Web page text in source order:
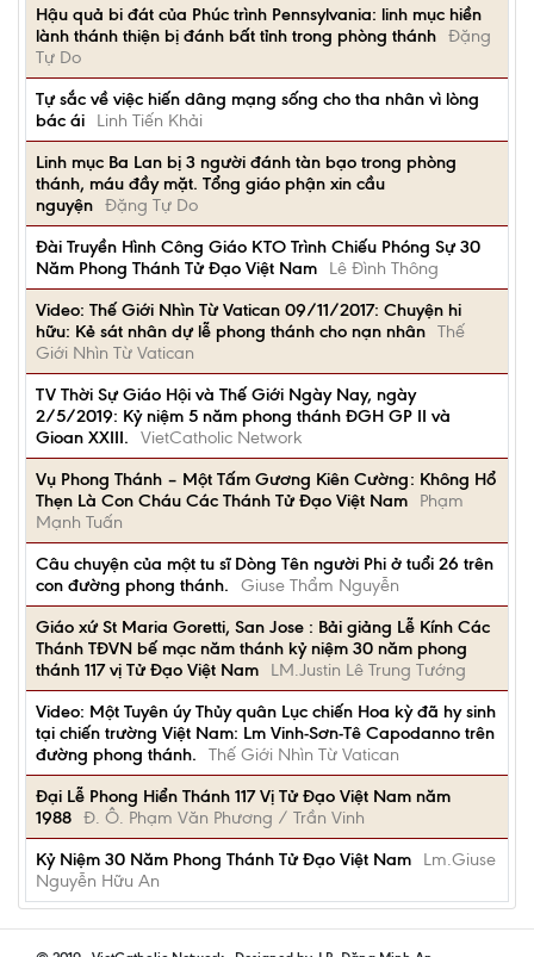
Hậu quả bi đát của Phúc trình Pennsylvania: linh mục hiền
lành thánh thiện bị đánh bất tỉnh trong phòng thánh Đặng
Tự Do
Tự sắc về việc hiến dâng mạng sống cho tha nhân vì lòng
bác ái
Linh Tiến Khải
Linh mục Ba Lan bị 3 người đánh tàn bạo trong phòng
thánh, máu đầy mặt. Tổng giáo phận xin cầu
nguyện Đặng Tự Do
Đài Truyền Hình Công Giáo KTO Trình Chiếu Phóng Sự 30
Năm Phong Thánh Tử Đạo Việt Nam
Lê Đình Thông
Video: Thế Giới Nhìn Từ Vatican 09/11/2017: Chuyện hi
hữu: Kẻ sát nhân dự lễ phong thánh cho nạn nhân Thế
Giới Nhìn Từ Vatican
TV Thời Sự Giáo Hội và Thế Giới Ngày Nay, ngày
2/5/2019: Kỷ niệm 5 năm phong thánh ĐGH GP II và
Gioan XXIII.
VietCatholic Network
Vụ Phong Thánh – Một Tấm Gương Kiên Cường: Không Hổ
Thẹn Là Con Cháu Các Thánh Tử Đạo Việt Nam
Phạm
Mạnh Tuấn
Câu chuyện của một tu sĩ Dòng Tên người Phi ở tuổi 26 trên
con đường phong thánh.
Giuse Thẩm Nguyễn
Giáo xứ St Maria Goretti, San Jose : Bải giảng Lễ Kính Các
Thánh TĐVN bế mạc năm thánh kỷ niệm 30 năm phong
thánh 117 vị Tử Đạo Việt Nam
LM.Justin Lê Trung Tướng
Video: Một Tuyên úy Thủy quân Lục chiến Hoa kỳ đã hy sinh
tại chiến trường Việt Nam: Lm Vinh-Sơn-Tê Capodanno trên
đường phong thánh.
Thế Giới Nhìn Từ Vatican
Đại Lễ Phong Hiển Thánh 117 Vị Tử Đạo Việt Nam năm
1988 Đ. Ô. Phạm Văn Phương / Trần Vinh
Kỷ Niệm 30 Năm Phong Thánh Tử Đạo Việt Nam
Lm.Giuse
Nguyễn Hữu An